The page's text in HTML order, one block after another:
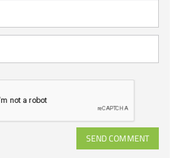
SEND COMMENT